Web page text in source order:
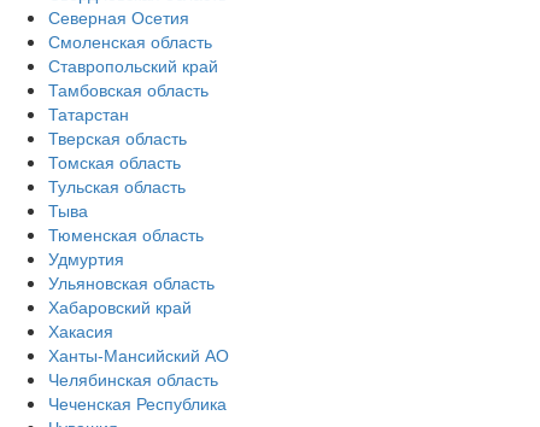
Северная Осетия
Смоленская область
Ставропольский край
Тамбовская область
Татарстан
Тверская область
Томская область
Тульская область
Тыва
Тюменская область
Удмуртия
Ульяновская область
Хабаровский край
Хакасия
Ханты-Мансийский АО
Челябинская область
Чеченская Республика